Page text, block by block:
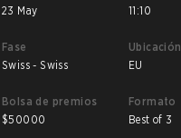
23 May
11:10
Fase
Swiss - Swiss
Ubicación
EU
Bolsa de premios
$50000
Formato
Best of 3